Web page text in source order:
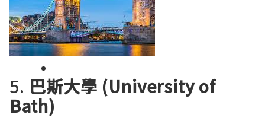
5. 巴斯大學 (University of
Bath)